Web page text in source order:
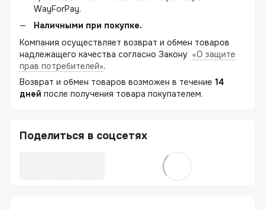
WayForPay.
Наличными при покупке.
Компания осуществляет возврат и обмен товаров
надлежащего качества согласно Закону «О защите
прав потребителей».
Возврат и обмен товаров возможен в течение 14
дней после получения товара покупателем.
Поделиться в соцсетях